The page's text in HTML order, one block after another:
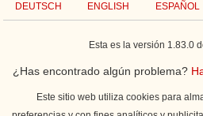
DEUTSCH ENGLISH ESPAÑOL
Esta es la versión 1.83.0
¿Has encontrado algún problema?
Este sitio web utiliza cookies para